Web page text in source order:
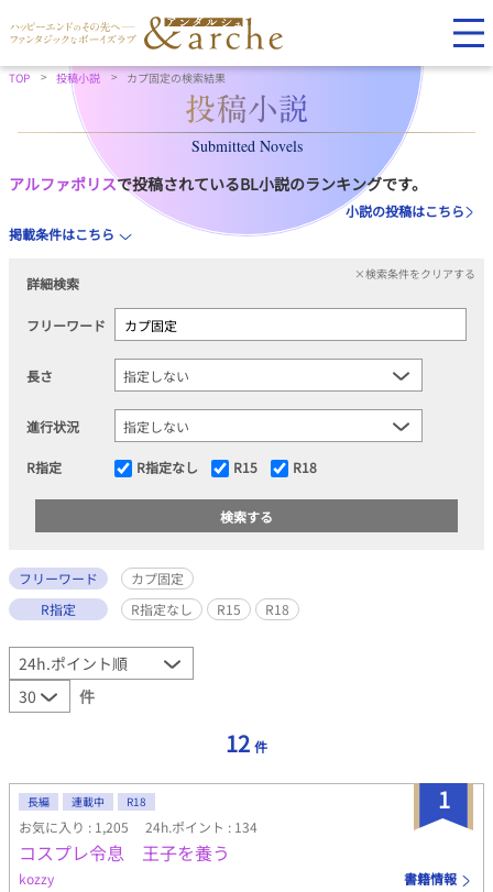
TOP 投稿小説 カプ固定の検索結果
Submitted Novels
アルファポリスで投稿されているBL小説のランキングです。
小説の投稿はこちら
掲載条件はこちら
詳細検索
×検索条件をクリアする
フリーワード
長さ
進行状況
R指定 R指定なし R15 R18
フリーワード
カプ固定
R指定
R指定なし R15 R18
件
12 件
1
長編 連載中 R18
お気に入り : 1,205 24h.ポイント : 134
コスプレ令息 王子を養う
kozzy 書籍情報